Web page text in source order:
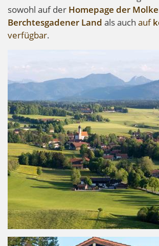
sowohl auf der Homepage der
Berchtesgadener Land als auch auf
verfügbar.